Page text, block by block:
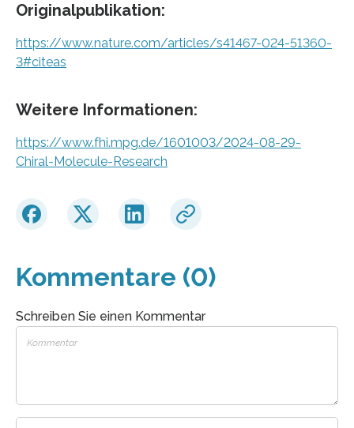
Originalpublikation:
https://www.nature.com/articles/s41467-024-51360-
3#citeas
Weitere Informationen:
https://www.fhi.mpg.de/1601003/2024-08-29-
Chiral-Molecule-Research
Kommentare (0)
Schreiben Sie einen Kommentar